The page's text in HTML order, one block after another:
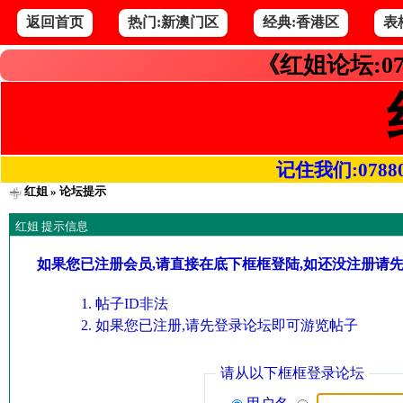
返回首页 热门:新澳门区 经典:香港区 表
《红姐论坛
记住我们
红姐» 论坛提示
红姐 提示信息
如果您已注册会员,请直接在底下框框登陆,如还没注册请
帖子ID非法
如果您已注册,请先登录论坛即可游览帖子
请从以下框框登录论坛